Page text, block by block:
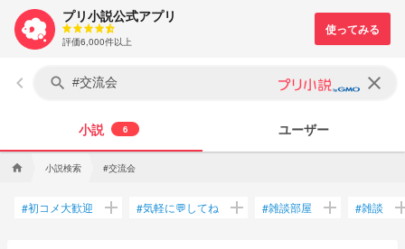
プリ小説公式アプリ
評価6,000件以上
keyboard_arrow_left search clear
小説 6 ユーザー
home 小説検索 #交流会
#初コメ大歓迎 add #気軽に💬してね add #雑談部屋 add #雑談